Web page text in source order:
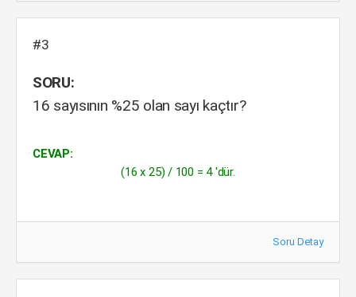
#3
SORU:
16 sayısının %25 olan sayı kaçtır?
CEVAP:
(16 x 25) / 100 = 4 'dür.
Soru Detay